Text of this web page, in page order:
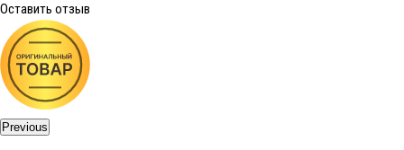
Оставить отзыв
Previous